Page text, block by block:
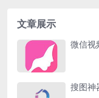
文章展示
微信视
搜图神